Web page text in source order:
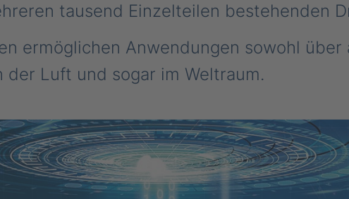
tausend Einzelteilen bestehenden
ermöglichen Anwendungen sowohl über
der Luft und sogar im Weltraum.